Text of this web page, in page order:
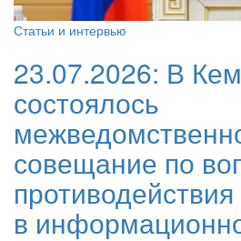
Статьи и интервью
23.07.2026: В
состоялось
совещание по
в